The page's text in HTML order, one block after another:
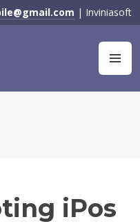
| Inviniasoft
iPos